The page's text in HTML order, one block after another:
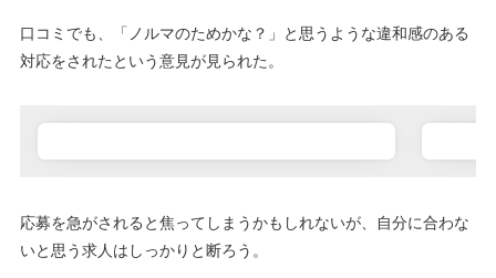
口コミでも、「ノルマのためかな？」と思うような違和感のある
対応をされたという意見が見られた。
応募を急がされると焦ってしまうかもしれないが、自分に合わな
いと思う求人はしっかりと断ろう。